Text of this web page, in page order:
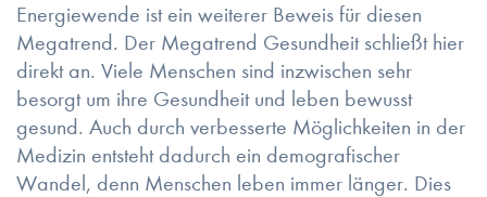
Energiewende ist ein weiterer Beweis für diesen
Megatrend. Der Megatrend Gesundheit schließt hier
direkt an. Viele Menschen sind inzwischen sehr
besorgt um ihre Gesundheit und leben bewusst
gesund. Auch durch verbesserte Möglichkeiten in der
Medizin entsteht dadurch ein demografischer
Wandel, denn Menschen leben immer länger. Dies